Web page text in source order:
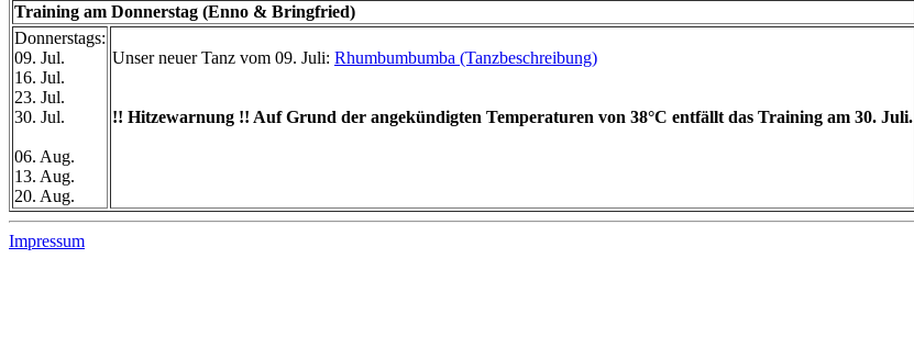
Training am Donnerstag (Enno & Bringfried)
Donnerstags:
09. Jul.
16. Jul.
23. Jul.
30. Jul.
06. Aug.
13. Aug.
20. Aug.
Unser neuer Tanz vom 09. Juli: Rhumbumbumba (Tanzbeschreibung)
!! Hitzewarnung !! Auf Grund der angekündigten Temperaturen von 38°C entfällt das Training am 30. Juli.
Impressum